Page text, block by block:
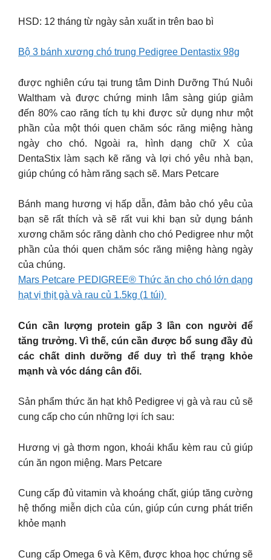
HSD: 12 tháng từ ngày sản xuất in trên bao bì
Bộ 3 bánh xương chó trung Pedigree Dentastix 98g
được nghiên cứu tại trung tâm Dinh Dưỡng Thú Nuôi
Waltham và được chứng minh lâm sàng giúp giảm
đến 80% cao răng tích tụ khi được sử dụng như một
phần của một thói quen chăm sóc răng miệng hàng
ngày cho chó. Ngoài ra, hình dạng chữ X của
DentaStix làm sạch kẽ răng và lợi chó yêu nhà bạn,
giúp chúng có hàm răng sạch sẽ. Mars Petcare
Bánh mang hương vị hấp dẫn, đảm bảo chó yêu của
bạn sẽ rất thích và sẽ rất vui khi bạn sử dụng bánh
xương chăm sóc răng dành cho chó Pedigree như một
phần của thói quen chăm sóc răng miệng hàng ngày
của chúng.
Mars Petcare PEDIGREE® Thức ăn cho chó lớn dạng
hạt vị thịt gà và rau củ 1.5kg (1 túi)
Cún cần lượng protein gấp 3 lần con người để
tăng trưởng. Vì thế, cún cần được bổ sung đầy đủ
các chất dinh dưỡng để duy trì thể trạng khỏe
mạnh và vóc dáng cân đối.
Sản phẩm thức ăn hạt khô Pedigree vị gà và rau củ sẽ
cung cấp cho cún những lợi ích sau:
Hương vị gà thơm ngon, khoái khẩu kèm rau củ giúp
cún ăn ngon miệng. Mars Petcare
Cung cấp đủ vitamin và khoáng chất, giúp tăng cường
hệ thống miễn dịch của cún, giúp cún cưng phát triển
khỏe mạnh
Cung cấp Omega 6 và Kẽm, được khoa học chứng sẽ